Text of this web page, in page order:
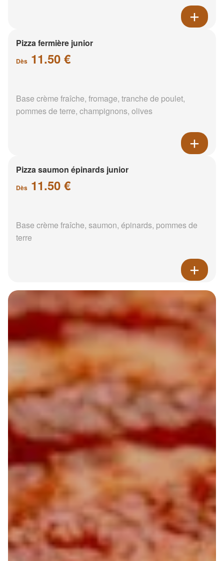
Pizza fermière junior
Dès 11.50 €
Base crème fraîche, fromage, tranche de poulet,
pommes de terre, champignons, olives
Pizza saumon épinards junior
Dès 11.50 €
Base crème fraîche, saumon, épinards, pommes de
terre